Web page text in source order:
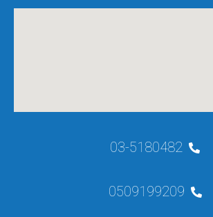
03-5180482
0509199209